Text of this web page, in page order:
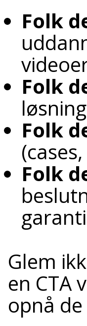
Folk
Folk
Folk
Folk
Glem
en CTA
opnå